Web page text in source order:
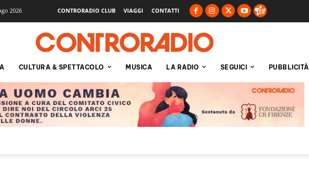
2026 CONTRORADIO CLUB VIAGGI CONTATTI
CULTURA & SPETTACOLO MUSICA LA RADIO SEGUICI PUBBLICITÀ